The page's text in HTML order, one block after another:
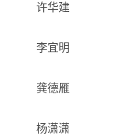
许华建
李宜明
龚德雁
杨潇潇